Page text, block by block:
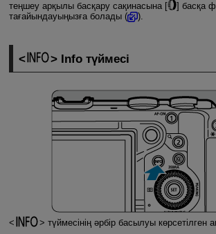
теңшеу арқылы басқару сақинасына [
] басқа
тағайындауыңызға болады (
).
Info түймесі
түймесінің әрбір басылуы көрсетілген